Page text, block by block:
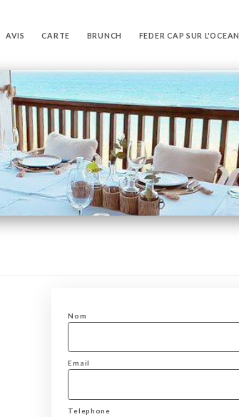
AVIS CARTE BRUNCH FEDER CAP SUR L'OCEAN
Nom
Email
Telephone